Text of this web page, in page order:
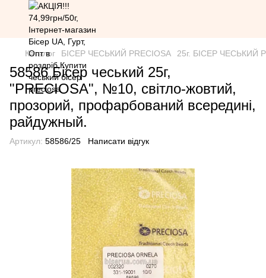
Каталог БІСЕР ЧЕСЬКИЙ PRECIOSA 25г. БІСЕР ЧЕСЬКИЙ
58586 Бісер чеський 25г,
"PRECIOSA", №10, світло-жовтий,
прозорий, профарбований всередині,
райдужный.
Артикул: 58586/25 Написати відгук